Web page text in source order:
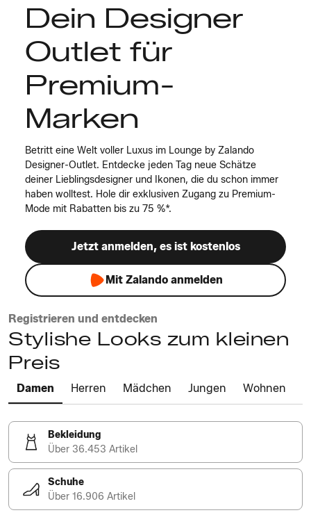
Dein Designer
Outlet für
Premium-
Marken
Betritt eine Welt voller Luxus im Lounge by Zalando
Designer-Outlet. Entdecke jeden Tag neue Schätze
deiner Lieblingsdesigner und Ikonen, die du schon immer
haben wolltest. Hole dir exklusiven Zugang zu Premium-
Mode mit Rabatten bis zu 75 %*.
Jetzt anmelden, es ist kostenlos
Mit Zalando anmelden
Registrieren und entdecken
Stylishe Looks zum kleinen
Preis
Damen Herren Mädchen Jungen Wohnen
Bekleidung
Über 36.453 Artikel
Schuhe
Über 16.906 Artikel